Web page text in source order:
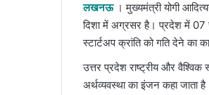
लखनऊ । मुख्यमंत्री योगी
दिशा में अग्रसर है। प्रदेश में 07
स्टार्टअप क्रांति को गति देने का
उत्तर प्रदेश राष्ट्रीय और
अर्थव्यवस्था का इंजन कहा जाता